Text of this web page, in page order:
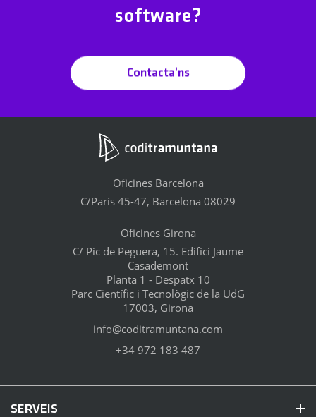
software?
Contacta'ns
Oficines Barcelona
C/París 45-47, Barcelona 08029
Oficines Girona
C/ Pic de Peguera, 15. Edifici Jaume
Casademont
Planta 1 - Despatx 10
Parc Científic i Tecnològic de la UdG
17003, Girona
info@coditramuntana.com
+34 972 183 487
SERVEIS